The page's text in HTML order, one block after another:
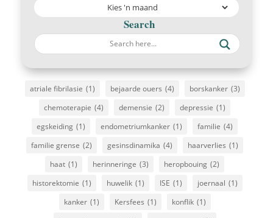
Search
atriale fibrilasie (1) bejaarde ouers (4) borskanker (3)
chemoterapie (4) demensie (2) depressie (1)
egskeiding (1) endometriumkanker (1) familie (4)
familie grense (2) gesinsdinamika (4) haarverlies (1)
haat (1) herinneringe (3) heropbouing (2)
historektomie (1) huwelik (1) ISE (1) joernaal (1)
kanker (1) Kersfees (1) konflik (1)